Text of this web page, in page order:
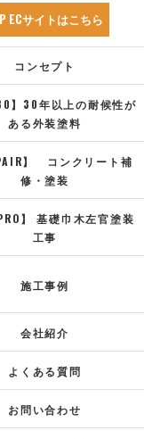
ECサイトはこちら
コンセプト
】30年以上の耐候性が
ある外装塗料
】 コンクリート補
修・塗装
】 基礎巾木左官塗装
工事
施工事例
会社紹介
よくある質問
お問い合わせ